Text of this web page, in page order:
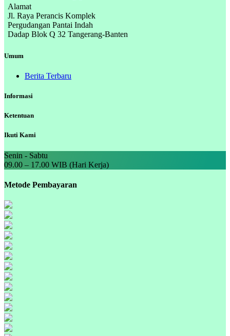
Alamat
Jl. Raya Perancis Komplek
Pergudangan Pantai Indah
Dadap Blok Q 32 Tangerang-Banten
Umum
Berita Terbaru
Informasi
Ketentuan
Ikuti Kami
Senin - Sabtu
09.00 – 17.00 WIB (Hari Kerja)
Metode Pembayaran